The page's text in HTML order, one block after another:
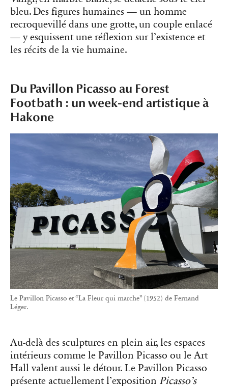
bleu. Des figures humaines — un homme
recroquevillé dans une grotte, un couple enlacé
— y esquissent une réflexion sur l’existence et
les récits de la vie humaine.
Du Pavillon Picasso au Forest
Footbath : un week-end artistique à
Hakone
Le Pavillon Picasso et “La Fleur qui marche” (1952) de Fernand
Léger.
Au-delà des sculptures en plein air, les espaces
intérieurs comme le Pavillon Picasso ou le Art
Hall valent aussi le détour. Le Pavillon Picasso
présente actuellement l’exposition Picasso’s